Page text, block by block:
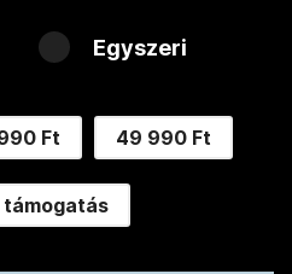
Egyszeri
Ft 49 990 Ft
támogatás